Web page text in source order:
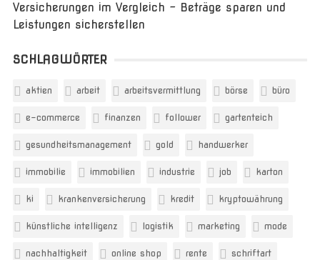
Versicherungen im Vergleich – Beträge sparen und
Leistungen sicherstellen
SCHLAGWÖRTER
aktien arbeit arbeitsvermittlung börse büro
e-commerce finanzen follower gartenteich
gesundheitsmanagement gold handwerker
immobilie immobilien industrie job karton
ki krankenversicherung kredit kryptowährung
künstliche intelligenz logistik marketing mode
nachhaltigkeit online shop rente schriftart